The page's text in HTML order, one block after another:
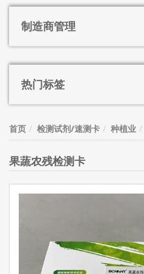
制造商管理
热门标签
首页 检测试剂/速测卡 种植业
果蔬农残检测卡